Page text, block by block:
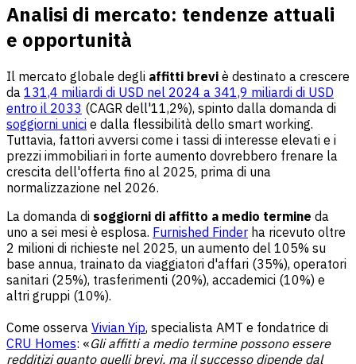
Analisi di mercato: tendenze attuali
e opportunità
Il mercato globale degli affitti brevi è destinato a crescere
da 131,4 miliardi di USD nel 2024 a 341,9 miliardi di USD
entro il 2033 (CAGR dell'11,2%), spinto dalla domanda di
soggiorni unici e dalla flessibilità dello smart working.
Tuttavia, fattori avversi come i tassi di interesse elevati e i
prezzi immobiliari in forte aumento dovrebbero frenare la
crescita dell'offerta fino al 2025, prima di una
normalizzazione nel 2026.
La domanda di soggiorni di affitto a medio termine da
uno a sei mesi è esplosa. Furnished Finder ha ricevuto oltre
2 milioni di richieste nel 2025, un aumento del 105% su
base annua, trainato da viaggiatori d'affari (35%), operatori
sanitari (25%), trasferimenti (20%), accademici (10%) e
altri gruppi (10%).
Come osserva Vivian Yip, specialista AMT e fondatrice di
CRU Homes: «Gli affitti a medio termine possono essere
redditizi quanto quelli brevi, ma il successo dipende dal